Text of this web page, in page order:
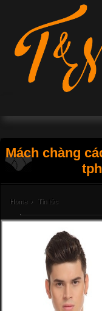
Mách chàng
Home › Tin tức